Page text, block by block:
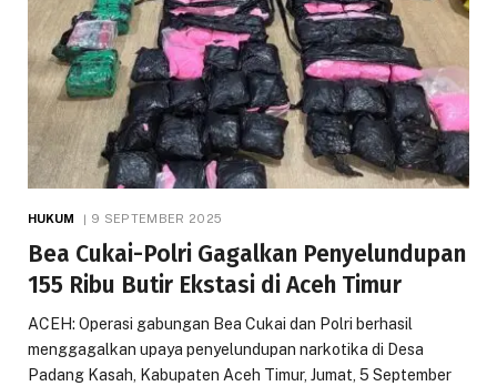
HUKUM 9 SEPTEMBER 2025
Bea Cukai-Polri Gagalkan Penyelundupan
155 Ribu Butir Ekstasi di Aceh Timur
ACEH: Operasi gabungan Bea Cukai dan Polri berhasil
menggagalkan upaya penyelundupan narkotika di Desa
Padang Kasah, Kabupaten Aceh Timur, Jumat, 5 September